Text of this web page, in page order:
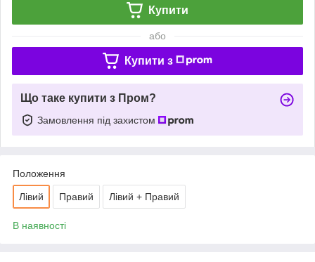
Купити
або
Купити з
Що таке купити з Пром?
Замовлення під захистом
Положення
Лівий Правий Лівий + Правий
В наявності